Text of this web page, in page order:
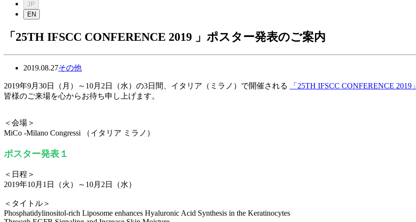
JP
EN
「25TH IFSCC CONFERENCE 2019 」ポスター発表のご案内
2019.08.27その他
2019年9月30日（月）～10月2日（水）の3日間、イタリア（ミラノ）で開催される 「25TH IFSCC CONFERENCE 2019」
皆様のご来場を心からお待ち申し上げます。
＜会場＞
MiCo -Milano Congressi （イタリア ミラノ）
ポスター発表１
＜日程＞
2019年10月1日（火）～10月2日（水）
＜タイトル＞
Phosphatidylinositol-rich Liposome enhances Hyaluronic Acid Synthesis in the Keratinocytes